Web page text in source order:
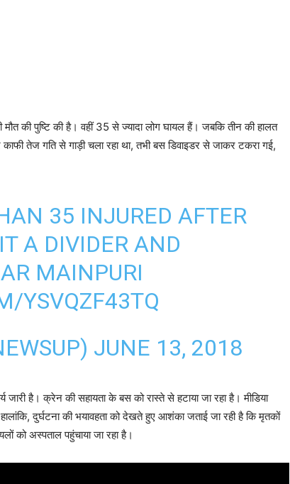
की पुष्टि की है। वहीं 35 से ज्यादा लोग घायल हैं। जबकि तीन की हालत
काफी तेज गति से गाड़ी चला रहा था, तभी बस डिवाइडर से जाकर टकरा गई,
35 INJURED AFTER
A DIVIDER AND
MAINPURI
YSVQZF43TQ
JUNE 13, 2018
है। क्रेन की सहायता के बस को रास्ते से हटाया जा रहा है। मीडिया
दुर्घटना की भयावहता को देखते हुए आशंका जताई जा रही है कि मृतकों
को अस्पताल पहुंचाया जा रहा है।